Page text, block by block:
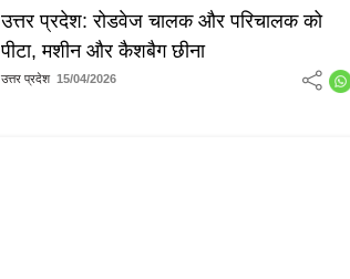
उत्तर प्रदेश: रोडवेज चालक और परिचालक को
पीटा, मशीन और कैशबैग छीना
उत्तर प्रदेश 15/04/2026